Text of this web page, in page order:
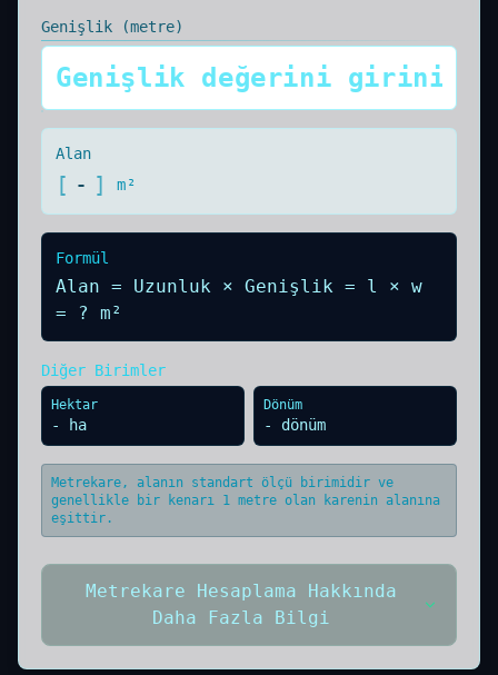
Genişlik (metre)
Alan
[ - ] m²
Formül
Alan = Uzunluk × Genişlik = l × w
=
? m²
Diğer Birimler
Hektar
- ha
Dönüm
- dönüm
Metrekare, alanın standart ölçü birimidir ve
genellikle bir kenarı 1 metre olan karenin alanına
eşittir.
Metrekare Hesaplama Hakkında
Daha Fazla Bilgi